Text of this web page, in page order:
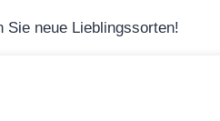
Sie neue Lieblingssorten!